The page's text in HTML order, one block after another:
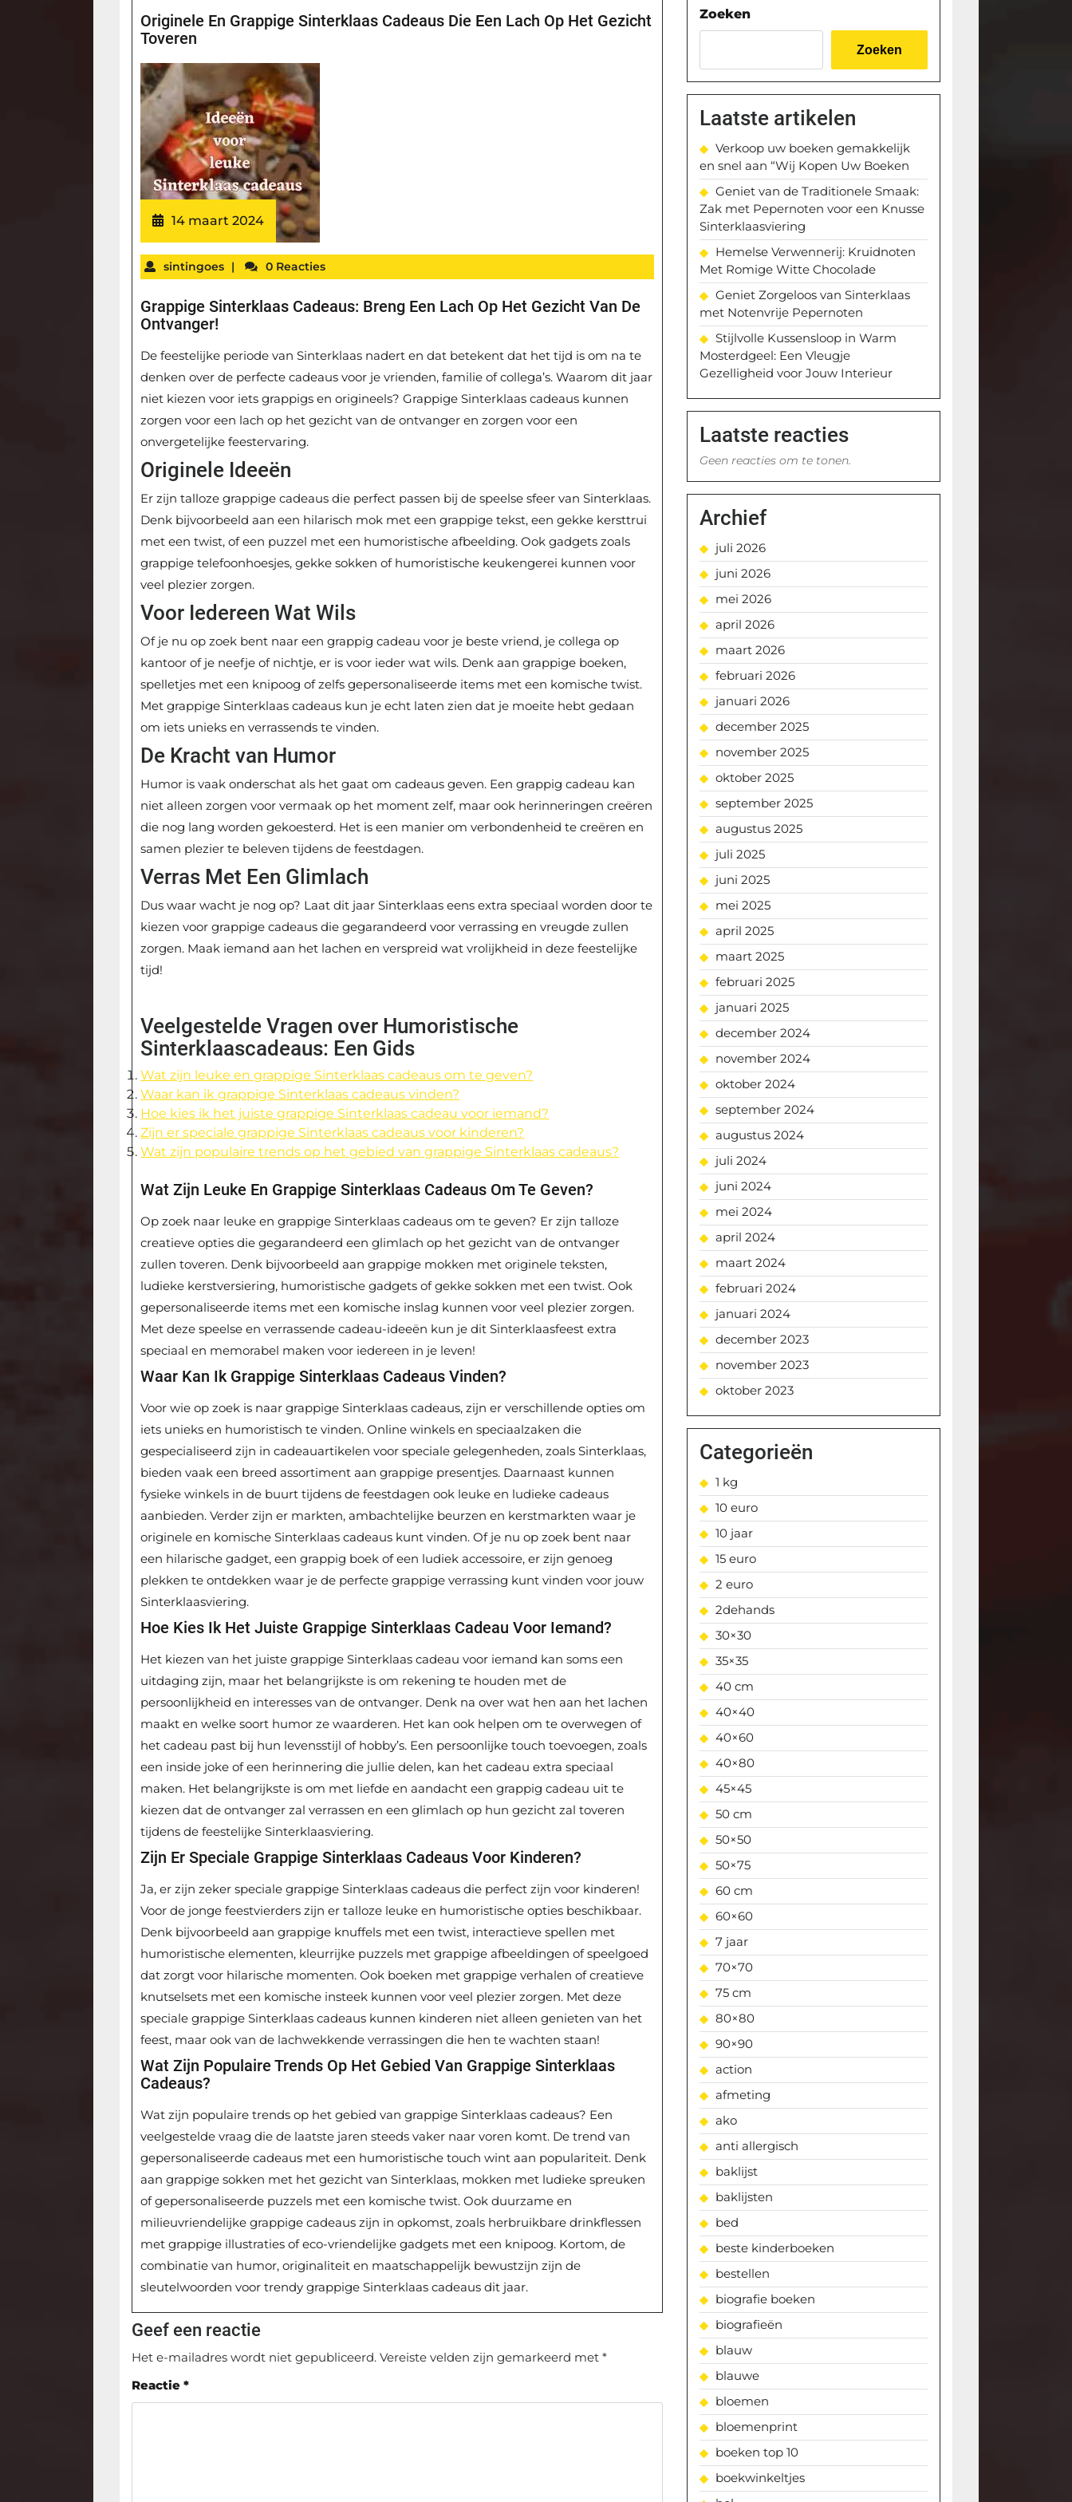
Originele En Grappige Sinterklaas Cadeaus Die Een Lach Op Het Gezicht
Toveren
14 maart 2024
sintingoes | 0 Reacties
Grappige Sinterklaas Cadeaus: Breng Een Lach Op Het Gezicht Van De
Ontvanger!
De feestelijke periode van Sinterklaas nadert en dat betekent dat het tijd is om na te
denken over de perfecte cadeaus voor je vrienden, familie of collega’s. Waarom dit jaar
niet kiezen voor iets grappigs en origineels? Grappige Sinterklaas cadeaus kunnen
zorgen voor een lach op het gezicht van de ontvanger en zorgen voor een
onvergetelijke feestervaring.
Originele Ideeën
Er zijn talloze grappige cadeaus die perfect passen bij de speelse sfeer van Sinterklaas.
Denk bijvoorbeeld aan een hilarisch mok met een grappige tekst, een gekke kersttrui
met een twist, of een puzzel met een humoristische afbeelding. Ook gadgets zoals
grappige telefoonhoesjes, gekke sokken of humoristische keukengerei kunnen voor
veel plezier zorgen.
Voor Iedereen Wat Wils
Of je nu op zoek bent naar een grappig cadeau voor je beste vriend, je collega op
kantoor of je neefje of nichtje, er is voor ieder wat wils. Denk aan grappige boeken,
spelletjes met een knipoog of zelfs gepersonaliseerde items met een komische twist.
Met grappige Sinterklaas cadeaus kun je echt laten zien dat je moeite hebt gedaan
om iets unieks en verrassends te vinden.
De Kracht van Humor
Humor is vaak onderschat als het gaat om cadeaus geven. Een grappig cadeau kan
niet alleen zorgen voor vermaak op het moment zelf, maar ook herinneringen creëren
die nog lang worden gekoesterd. Het is een manier om verbondenheid te creëren en
samen plezier te beleven tijdens de feestdagen.
Verras Met Een Glimlach
Dus waar wacht je nog op? Laat dit jaar Sinterklaas eens extra speciaal worden door te
kiezen voor grappige cadeaus die gegarandeerd voor verrassing en vreugde zullen
zorgen. Maak iemand aan het lachen en verspreid wat vrolijkheid in deze feestelijke
tijd!
Veelgestelde Vragen over Humoristische
Sinterklaascadeaus: Een Gids
Wat zijn leuke en grappige Sinterklaas cadeaus om te geven?
Waar kan ik grappige Sinterklaas cadeaus vinden?
Hoe kies ik het juiste grappige Sinterklaas cadeau voor iemand?
Zijn er speciale grappige Sinterklaas cadeaus voor kinderen?
Wat zijn populaire trends op het gebied van grappige Sinterklaas cadeaus?
Wat Zijn Leuke En Grappige Sinterklaas Cadeaus Om Te Geven?
Op zoek naar leuke en grappige Sinterklaas cadeaus om te geven? Er zijn talloze
creatieve opties die gegarandeerd een glimlach op het gezicht van de ontvanger
zullen toveren. Denk bijvoorbeeld aan grappige mokken met originele teksten,
ludieke kerstversiering, humoristische gadgets of gekke sokken met een twist. Ook
gepersonaliseerde items met een komische inslag kunnen voor veel plezier zorgen.
Met deze speelse en verrassende cadeau-ideeën kun je dit Sinterklaasfeest extra
speciaal en memorabel maken voor iedereen in je leven!
Waar Kan Ik Grappige Sinterklaas Cadeaus Vinden?
Voor wie op zoek is naar grappige Sinterklaas cadeaus, zijn er verschillende opties om
iets unieks en humoristisch te vinden. Online winkels en speciaalzaken die
gespecialiseerd zijn in cadeauartikelen voor speciale gelegenheden, zoals Sinterklaas,
bieden vaak een breed assortiment aan grappige presentjes. Daarnaast kunnen
fysieke winkels in de buurt tijdens de feestdagen ook leuke en ludieke cadeaus
aanbieden. Verder zijn er markten, ambachtelijke beurzen en kerstmarkten waar je
originele en komische Sinterklaas cadeaus kunt vinden. Of je nu op zoek bent naar
een hilarische gadget, een grappig boek of een ludiek accessoire, er zijn genoeg
plekken te ontdekken waar je de perfecte grappige verrassing kunt vinden voor jouw
Sinterklaasviering.
Hoe Kies Ik Het Juiste Grappige Sinterklaas Cadeau Voor Iemand?
Het kiezen van het juiste grappige Sinterklaas cadeau voor iemand kan soms een
uitdaging zijn, maar het belangrijkste is om rekening te houden met de
persoonlijkheid en interesses van de ontvanger. Denk na over wat hen aan het lachen
maakt en welke soort humor ze waarderen. Het kan ook helpen om te overwegen of
het cadeau past bij hun levensstijl of hobby’s. Een persoonlijke touch toevoegen, zoals
een inside joke of een herinnering die jullie delen, kan het cadeau extra speciaal
maken. Het belangrijkste is om met liefde en aandacht een grappig cadeau uit te
kiezen dat de ontvanger zal verrassen en een glimlach op hun gezicht zal toveren
tijdens de feestelijke Sinterklaasviering.
Zijn Er Speciale Grappige Sinterklaas Cadeaus Voor Kinderen?
Ja, er zijn zeker speciale grappige Sinterklaas cadeaus die perfect zijn voor kinderen!
Voor de jonge feestvierders zijn er talloze leuke en humoristische opties beschikbaar.
Denk bijvoorbeeld aan grappige knuffels met een twist, interactieve spellen met
humoristische elementen, kleurrijke puzzels met grappige afbeeldingen of speelgoed
dat zorgt voor hilarische momenten. Ook boeken met grappige verhalen of creatieve
knutselsets met een komische insteek kunnen voor veel plezier zorgen. Met deze
speciale grappige Sinterklaas cadeaus kunnen kinderen niet alleen genieten van het
feest, maar ook van de lachwekkende verrassingen die hen te wachten staan!
Wat Zijn Populaire Trends Op Het Gebied Van Grappige Sinterklaas
Cadeaus?
Wat zijn populaire trends op het gebied van grappige Sinterklaas cadeaus? Een
veelgestelde vraag die de laatste jaren steeds vaker naar voren komt. De trend van
gepersonaliseerde cadeaus met een humoristische touch wint aan populariteit. Denk
aan grappige sokken met het gezicht van Sinterklaas, mokken met ludieke spreuken
of gepersonaliseerde puzzels met een komische twist. Ook duurzame en
milieuvriendelijke grappige cadeaus zijn in opkomst, zoals herbruikbare drinkflessen
met grappige illustraties of eco-vriendelijke gadgets met een knipoog. Kortom, de
combinatie van humor, originaliteit en maatschappelijk bewustzijn zijn de
sleutelwoorden voor trendy grappige Sinterklaas cadeaus dit jaar.
Geef een reactie
Het e-mailadres wordt niet gepubliceerd. Vereiste velden zijn gemarkeerd met*
Reactie*
Zoeken
Zoeken
Laatste artikelen
Verkoop uw boeken gemakkelijk
en snel aan “Wij Kopen Uw Boeken
Geniet van de Traditionele Smaak:
Zak met Pepernoten voor een Knusse
Sinterklaasviering
Hemelse Verwennerij: Kruidnoten
Met Romige Witte Chocolade
Geniet Zorgeloos van Sinterklaas
met Notenvrije Pepernoten
Stijlvolle Kussensloop in Warm
Mosterdgeel: Een Vleugje
Gezelligheid voor Jouw Interieur
Laatste reacties
Geen reacties om te tonen.
Archief
juli 2026
juni 2026
mei 2026
april 2026
maart 2026
februari 2026
januari 2026
december 2025
november 2025
oktober 2025
september 2025
augustus 2025
juli 2025
juni 2025
mei 2025
april 2025
maart 2025
februari 2025
januari 2025
december 2024
november 2024
oktober 2024
september 2024
augustus 2024
juli 2024
juni 2024
mei 2024
april 2024
maart 2024
februari 2024
januari 2024
december 2023
november 2023
oktober 2023
Categorieën
1 kg
10 euro
10 jaar
15 euro
2 euro
2dehands
30×30
35×35
40 cm
40×40
40×60
40×80
45×45
50 cm
50×50
50×75
60 cm
60×60
7 jaar
70×70
75 cm
80×80
90×90
action
afmeting
ako
anti allergisch
baklijst
baklijsten
bed
beste kinderboeken
bestellen
biografie boeken
biografieën
blauw
blauwe
bloemen
bloemenprint
boeken top 10
boekwinkeltjes